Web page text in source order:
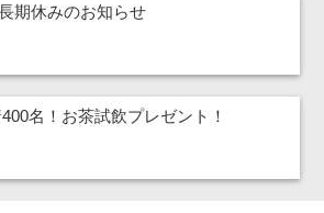
期休みのお知らせ
名！お茶試飲プレゼント！